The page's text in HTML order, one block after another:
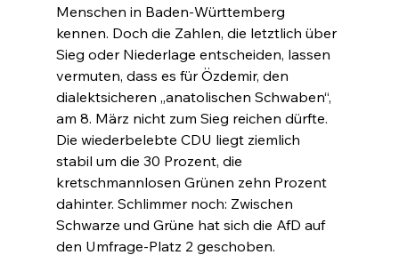
Menschen in Baden-Württemberg
kennen. Doch die Zahlen, die letztlich über
Sieg oder Niederlage entscheiden, lassen
vermuten, dass es für Özdemir, den
dialektsicheren „anatolischen Schwaben“,
am 8. März nicht zum Sieg reichen dürfte.
Die wiederbelebte CDU liegt ziemlich
stabil um die 30 Prozent, die
kretschmannlosen Grünen zehn Prozent
dahinter. Schlimmer noch: Zwischen
Schwarze und Grüne hat sich die AfD auf
den Umfrage-Platz 2 geschoben.